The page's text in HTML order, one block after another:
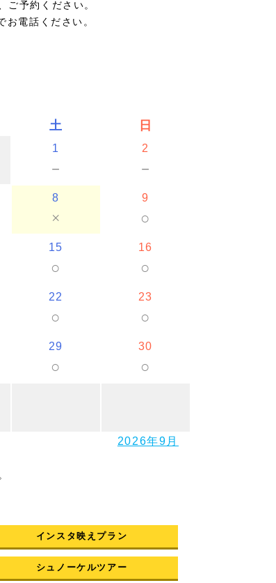
予約ください。
電話ください。
土 日
1
－
2
－
8
×
9
○
15
○
16
○
22
○
23
○
29
○
30
○
2026年9月
インスタ映えプラン
シュノーケルツアー